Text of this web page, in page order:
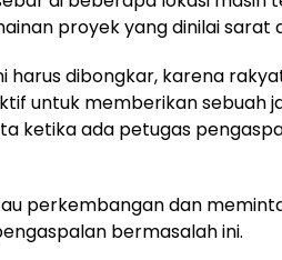
proyek yang dinilai sarat
harus dibongkar, karena
untuk memberikan sebuah
ketika ada petugas
perkembangan dan
bermasalah ini.